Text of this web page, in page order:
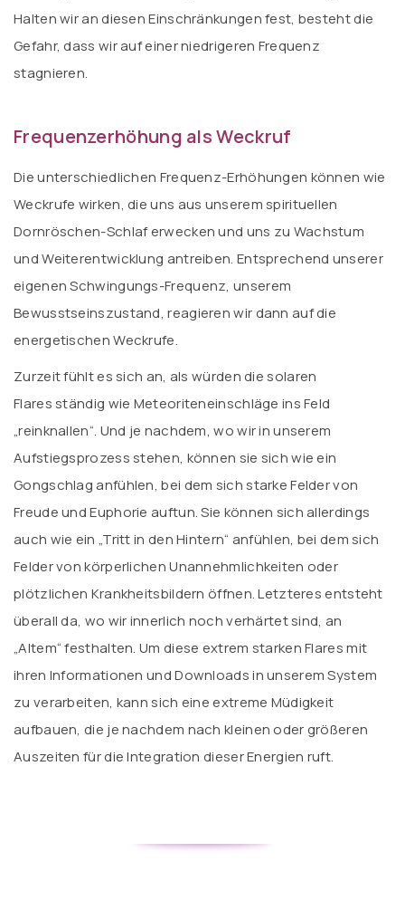
Halten wir an diesen Einschränkungen fest, besteht die
Gefahr, dass wir auf einer niedrigeren Frequenz
stagnieren.
Frequenzerhöhung als Weckruf
Die unterschiedlichen Frequenz-Erhöhungen können wie
Weckrufe wirken, die uns aus unserem spirituellen
Dornröschen-Schlaf erwecken und uns zu Wachstum
und Weiterentwicklung antreiben. Entsprechend unserer
eigenen Schwingungs-Frequenz, unserem
Bewusstseinszustand, reagieren wir dann auf die
energetischen Weckrufe.
Zurzeit fühlt es sich an, als würden die solaren
Flares ständig wie Meteoriteneinschläge ins Feld
„reinknallen“. Und je nachdem, wo wir in unserem
Aufstiegsprozess stehen, können sie sich wie ein
Gongschlag anfühlen, bei dem sich starke Felder von
Freude und Euphorie auftun. Sie können sich allerdings
auch wie ein „Tritt in den Hintern“ anfühlen, bei dem sich
Felder von körperlichen Unannehmlichkeiten oder
plötzlichen Krankheitsbildern öffnen. Letzteres entsteht
überall da, wo wir innerlich noch verhärtet sind, an
„Altem“ festhalten. Um diese extrem starken Flares mit
ihren Informationen und Downloads in unserem System
zu verarbeiten, kann sich eine extreme Müdigkeit
aufbauen, die je nachdem nach kleinen oder größeren
Auszeiten für die Integration dieser Energien ruft.